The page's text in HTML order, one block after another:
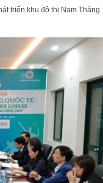
triển khu đô thị Nam Thăng